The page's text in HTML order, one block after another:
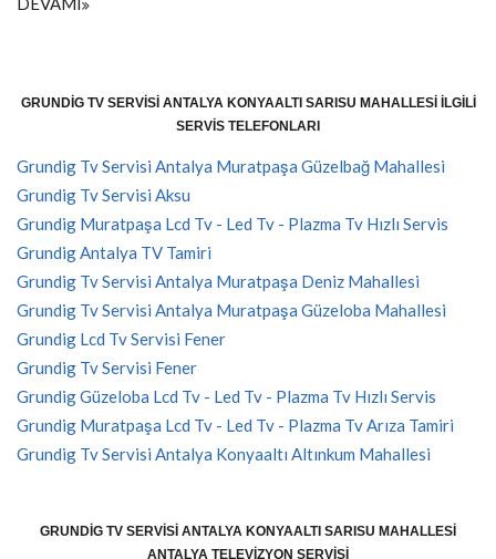
GRUNDIG TV SERVISI ANTALYA KONYAALTI SARISU MAHALLESI İLGILI
SERVIS TELEFONLARI
Grundig Tv Servisi Antalya Muratpaşa Güzelbağ Mahallesi
Grundig Tv Servisi Aksu
Grundig Muratpaşa Lcd Tv - Led Tv - Plazma Tv Hızlı Servis
Grundig Antalya TV Tamiri
Grundig Tv Servisi Antalya Muratpaşa Deniz Mahallesi
Grundig Tv Servisi Antalya Muratpaşa Güzeloba Mahallesi
Grundig Lcd Tv Servisi Fener
Grundig Tv Servisi Fener
Grundig Güzeloba Lcd Tv - Led Tv - Plazma Tv Hızlı Servis
Grundig Muratpaşa Lcd Tv - Led Tv - Plazma Tv Arıza Tamiri
Grundig Tv Servisi Antalya Konyaaltı Altınkum Mahallesi
GRUNDIG TV SERVISI ANTALYA KONYAALTI SARISU MAHALLESI
ANTALYA TELEVIZYON SERVISI